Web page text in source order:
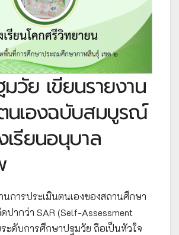
วัย เขียนรายงาน
นเองฉบับสมบูรณ์
เรียนอนุบาล
นการประเมินตนเองของสถานศึกษา
ปากว่า SAR (Self-Assessment
ะดับการศึกษาปฐมวัย ถือเป็นหัวใจ